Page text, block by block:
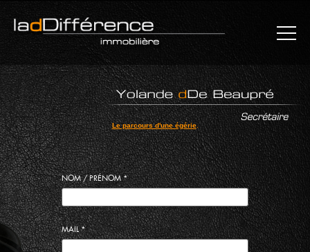
Le parcours d'une égérie.
NOM / PRÉNOM*
MAIL*
×
L'AGENCE
MAISONS
APPARTEMENTS